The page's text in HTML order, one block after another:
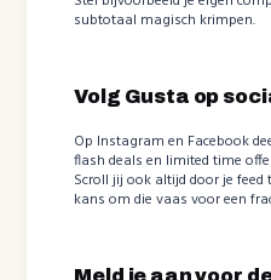
subtotaal magisch krimpen.
Volg Gusta op
Op Instagram en Facebook
flash deals en limited time
Scroll jij ook altijd door je
kans om die vaas voor een